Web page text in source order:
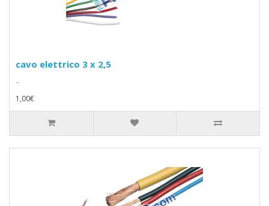
cavo elettrico 3 x 2,5
..
1,00€